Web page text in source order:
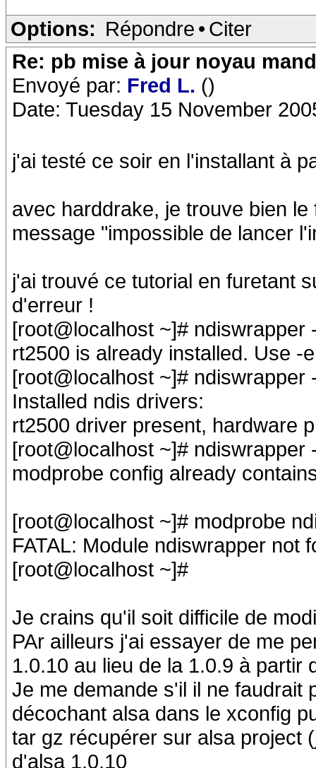
Options: Répondre • Citer
Re: pb mise à jour noyau
Envoyé par: Fred L. ()
Date: Tuesday 15 November
j'ai testé ce soir en l'installant à
avec harddrake, je trouve bien
message "impossible de lancer
j'ai trouvé ce tutorial en furetant
d'erreur !
[root@localhost ~]# ndiswrapper
rt2500 is already installed. Use -
[root@localhost ~]# ndiswrapper
Installed ndis drivers:
rt2500 driver present, hardware
[root@localhost ~]# ndiswrapper
modprobe config already
[root@localhost ~]# modprobe
FATAL: Module ndiswrapper not
[root@localhost ~]#
Je crains qu'il soit difficile de
PAr ailleurs j'ai essayer de me
1.0.10 au lieu de la 1.0.9 à partir
Je me demande s'il il ne faudrait
décochant alsa dans le xconfig
tar gz récupérer sur alsa project
d'alsa 1.0.10